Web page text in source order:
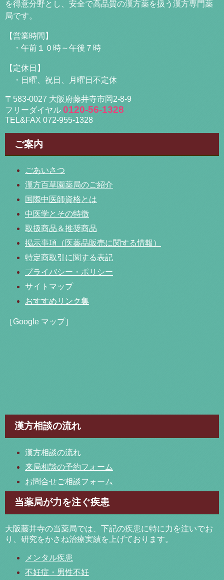
を得意分野とし、安全で高品質の漢方薬を扱う漢方専門薬
局です。
【営業時間】
・午前１０時～午後７時
【定休日】
・日曜、祝日、月曜日不定休
〒583-0027 大阪府藤井寺市岡2-8-9
フリーダイヤル 0120-56-1328
TEL&FAX 072-955-1328
ご案内
ごあいさつ
漢方百草園薬局のご紹介
国際中医師資格とは
中医学とその特徴
取扱商品＆推奨商品
掲示事項（医薬品販売に関する情報）
特定商取引に関する表記
プライバシー・ポリシー
サイトマップ
おすすめリンク集
［Google マップ］
漢方相談の流れ
漢方相談の流れ
来局相談の予約フォーム
お問合せご相談フォーム
当薬局が力を注ぐ疾患
大阪藤井寺の当薬局では、下記の疾患に特に力を注いでお
り、研究をかさね治療実績を上げております。
メンタル疾患
不妊症・男性不妊